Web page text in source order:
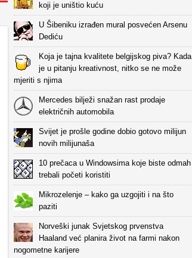
koji je uništio kuću
U Šibeniku izrađen mural posvećen Arsenu
Dediću
Koja je tajna kvalitete belgijskog piva? Kada
je u pitanju kreativnost, nitko se ne može
mjeriti s njima
Mercedes bilježi snažan rast prodaje
električnih automobila
Svijet je prošle godine dobio gotovo milijun
novih milijunaša
10 prečaca u Windowsima koje biste odmah
trebali početi koristiti
Mikrozelenje – kako ga uzgojiti i na što
paziti
Norveški junak Svjetskog prvenstva
Haaland već planira život na farmi nakon
nogometne karijere